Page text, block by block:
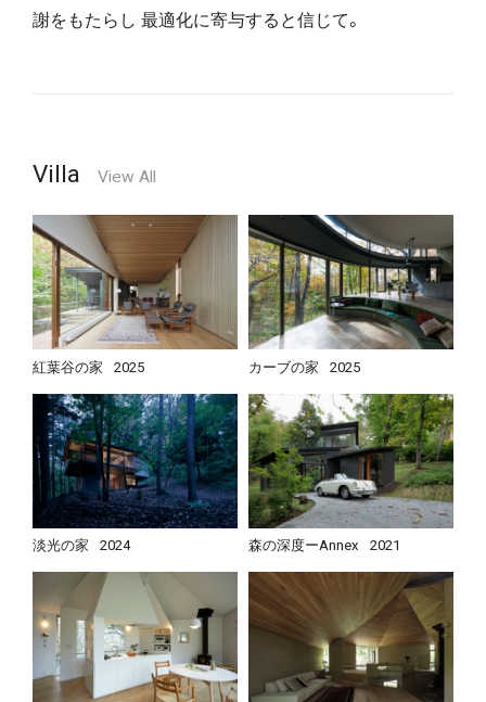
謝をもたらし 最適化に寄与すると信じて。
Villa View All
紅葉谷の家 2025 カーブの家 2025
淡光の家 2024 森の深度ーAnnex 2021